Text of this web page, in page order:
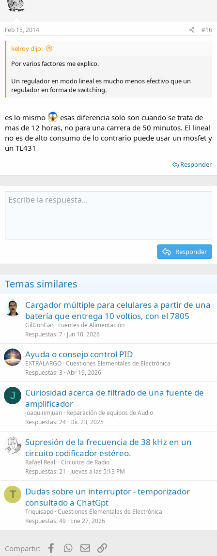
Feb 15, 2014 #16
kelroy dijo:
Por varios factores me explico.
Un regulador en modo lineal es mucho menos efectivo que un
regulador en forma de switching.
es lo mismo
esas diferencia solo son cuando se trata de
mas de 12 horas, no para una carrera de 50 minutos. El lineal
no es de alto consumo de lo contrario puede usar un mosfet y
un TL431
Responder
Responder
Temas similares
Cargador múltiple para celulares a partir de una
batería que entrega 10 voltios, con el 7805
GilGonGar Fuentes de Alimentación
Respuestas 7 Jun 10, 2026
Ayuda o consejo control PID
EXTRALARGO Cuestiones Elementales de Electrónica
Respuestas 3 Abr 19, 2026
J
Curiosidad acerca de filtrado de una fuente de
amplificador
joaquinmjuan Reparación de equipos de Audio
Respuestas 24 Dic 23, 2025
Supresión de la frecuencia de 38 kHz en un
circuito codificador estéreo.
Rafael Reali Circuitos de Radio
Respuestas 21 Jueves a las 5:13 PM
T
Dudas sobre un interruptor - temporizador
consultado a ChatGpt
Triquisapo Cuestiones Elementales de Electrónica
Respuestas 49 Ene 27, 2026
Compartir: FacebookWhatsApp
Email